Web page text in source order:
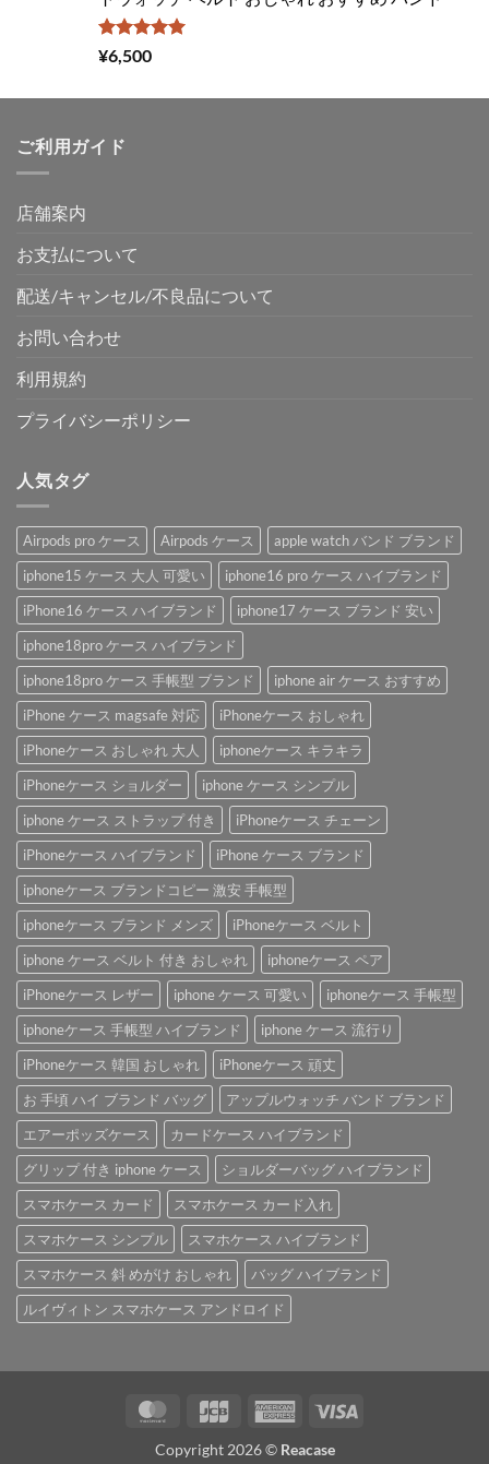
5段階中
5.00
¥6,500
ご利用ガイド
店舗案内
お支払について
配送/キャンセル/不良品について
お問い合わせ
利用規約
プライバシーポリシー
人気タグ
Airpods pro ケース Airpods ケース
apple watch バンド ブランド
iphone15 ケース 大人 可愛い
iphone16 pro ケース ハイブランド
iPhone16 ケース ハイブランド
iphone17 ケース ブランド 安い
iphone18pro ケース ハイブランド
iphone18pro ケース 手帳型 ブランド
iphone air ケース おすすめ
iPhone ケース magsafe 対応
iPhoneケース おしゃれ
iPhoneケース おしゃれ 大人
iphoneケース キラキラ
iPhoneケース ショルダー
iphone ケース シンプル
iphone ケース ストラップ 付き
iPhoneケース チェーン
iPhoneケース ハイブランド
iPhone ケース ブランド
iphoneケース ブランドコピー 激安 手帳型
iphoneケース ブランド メンズ
iPhoneケース ベルト
iphone ケース ベルト 付き おしゃれ
iphoneケース ペア
iPhoneケース レザー
iphone ケース 可愛い
iphoneケース 手帳型
iphoneケース 手帳型 ハイブランド
iphone ケース 流行り
iPhoneケース 韓国 おしゃれ
iPhoneケース 頑丈
お 手頃 ハイ ブランド バッグ
アップルウォッチ バンド ブランド
エアーポッズケース
カードケース ハイブランド
グリップ 付き iphone ケース
ショルダーバッグ ハイブランド
スマホケース カード
スマホケース カード入れ
スマホケース シンプル
スマホケース ハイブランド
スマホケース 斜 めがけ おしゃれ
バッグ ハイブランド
ルイヴィトン スマホケース アンドロイド
MasterCard
JCB
American
Copyright 2026 © Reacase